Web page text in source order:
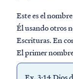
Este es el
Él usando otros
Escrituras. En
El primer